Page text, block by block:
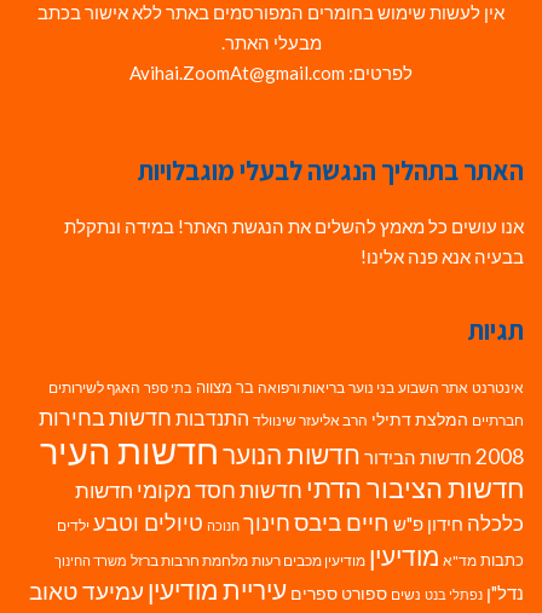
אין לעשות שימוש בחומרים המפורסמים באתר ללא אישור בכתב
מבעלי האתר.
לפרטים: Avihai.ZoomAt@gmail.com
האתר בתהליך הנגשה לבעלי מוגבלויות
אנו עושים כל מאמץ להשלים את הנגשת האתר! במידה ונתקלת
בבעיה אנא פנה אלינו!
תגיות
אינטרנט אתר השבוע בני נוער בריאות ורפואה בר מצווה בתי ספר האגף לשירותים
חברתיים המלצת דתילי הרב אליעזר שינוולד התנדבות חדשות בחירות
2008 חדשות הבידור חדשות הנוערחדשות העיר
חדשות הציבור הדתי חדשות חסד מקומי חדשות
כלכלה חידון פ"ש חיים ביבסחינוך חנוכה טיולים וטבע ילדים
כתבות מד"א מודיעין מודיעין מכבים רעות מלחמת חרבות ברזל משרד החינוך
נדל"ן נפתלי בנט נשים ספורט ספרים עיריית מודיעין עמיעד טאוב